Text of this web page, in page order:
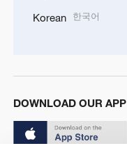
Korean 한국어
DOWNLOAD OUR APP